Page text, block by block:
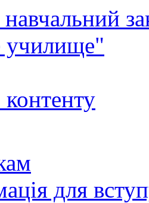
училище"
для